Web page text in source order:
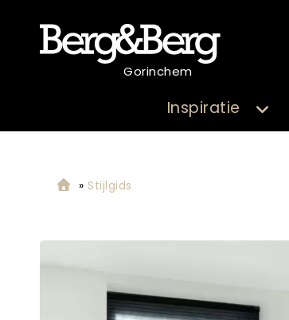
Gorinchem
Inspiratie
» Stijlgids